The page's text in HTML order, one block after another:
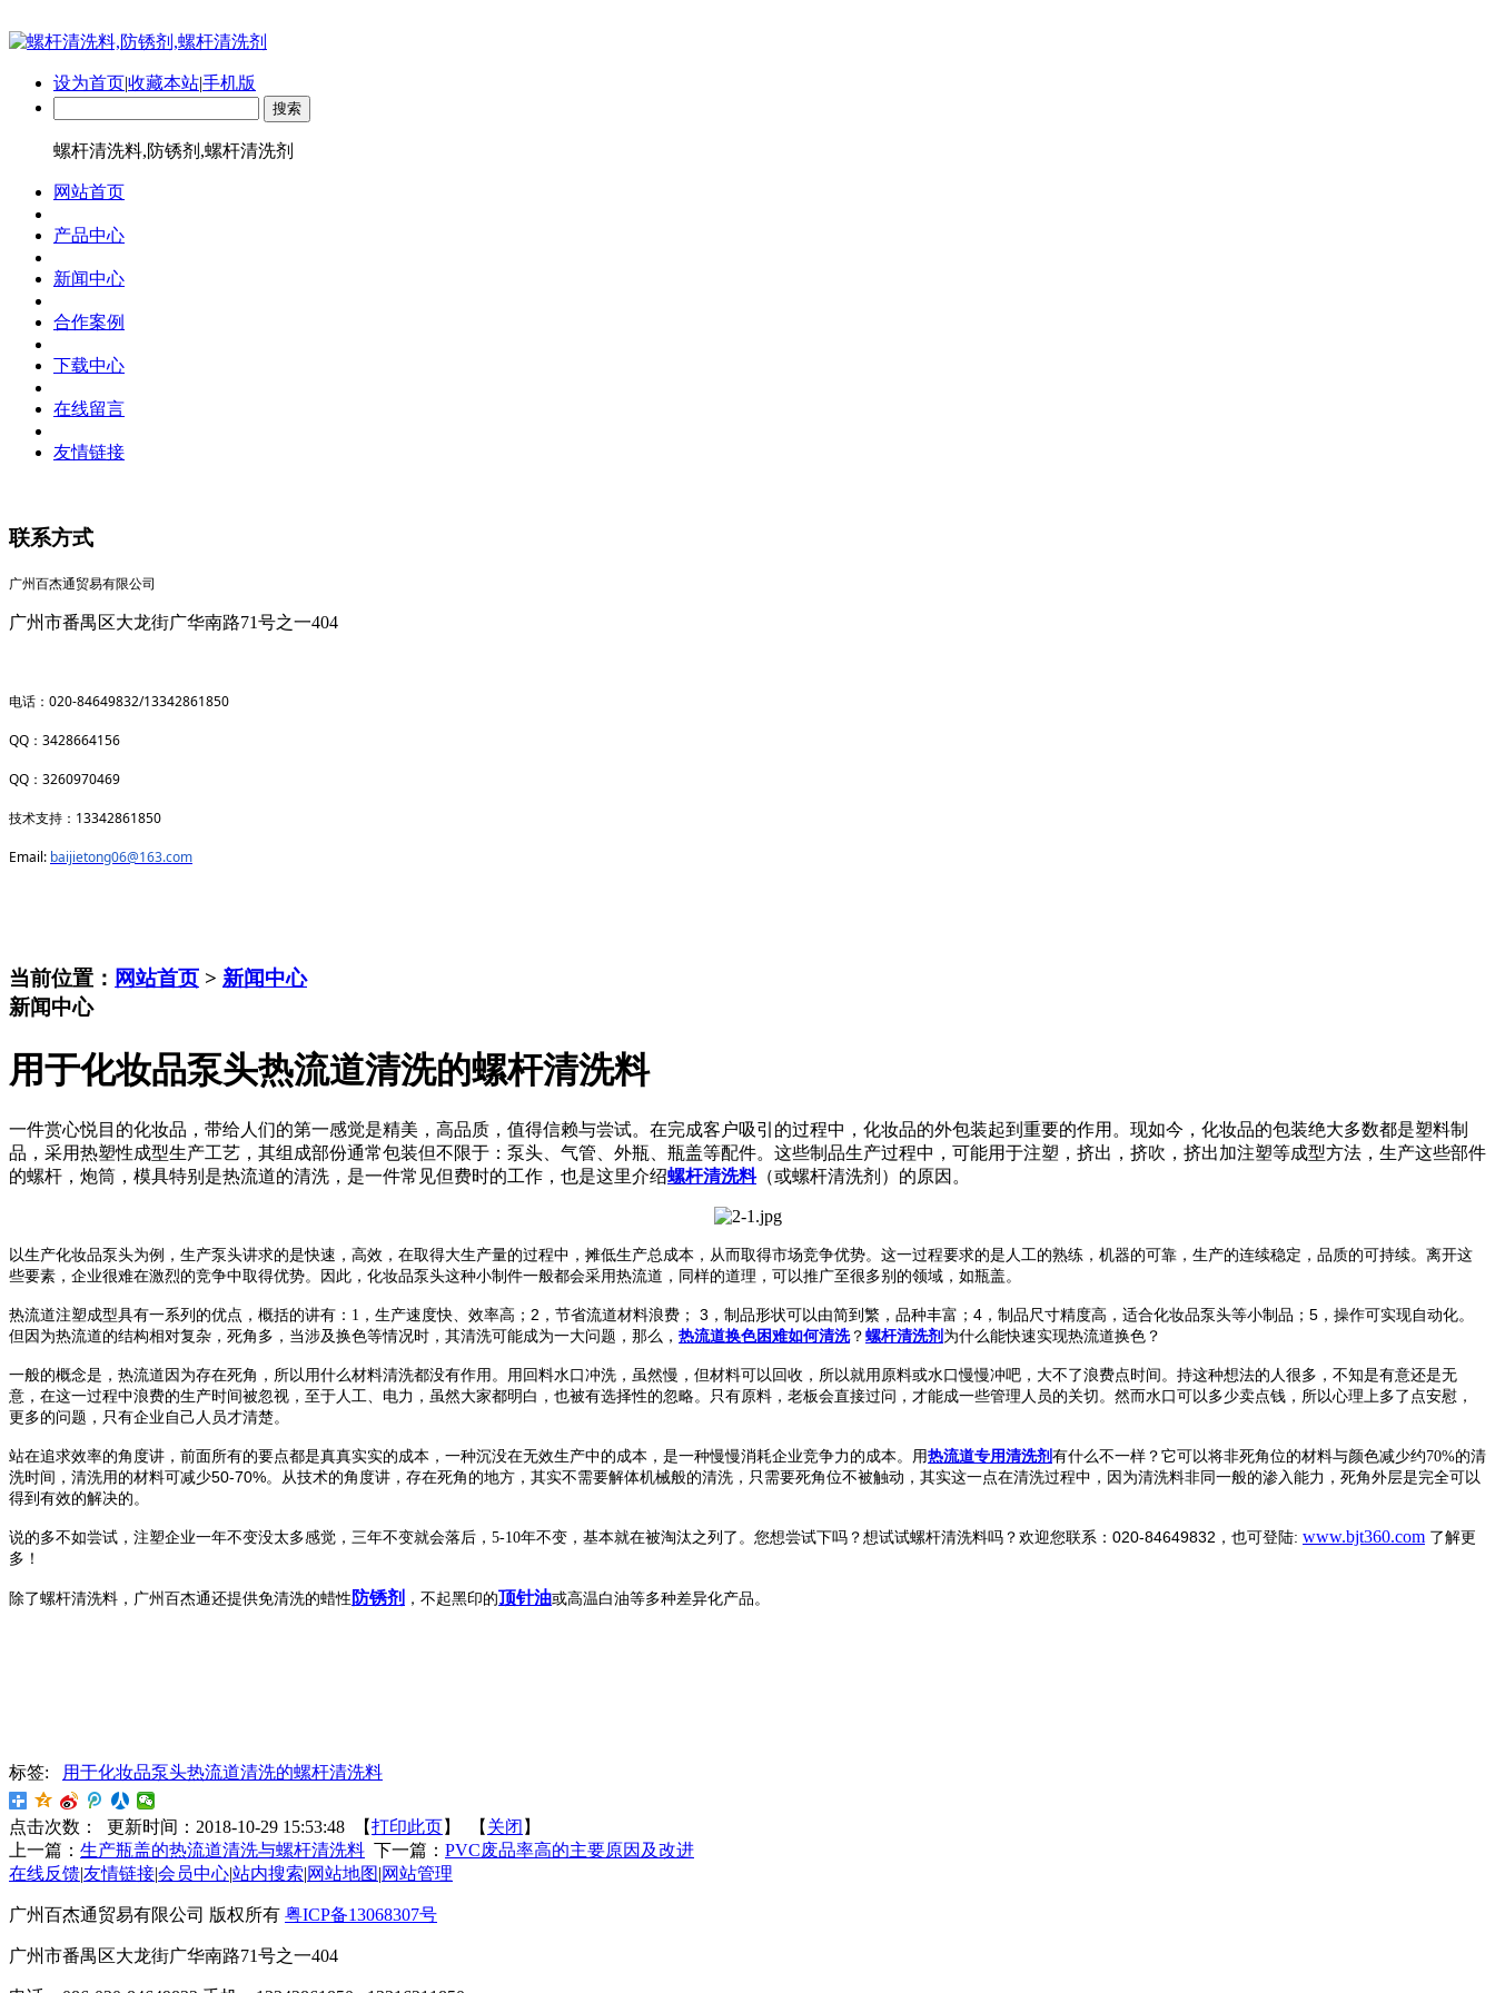
设为首页|收藏本站|手机版
螺杆清洗料,防锈剂,螺杆清洗剂
网站首页
产品中心
新闻中心
合作案例
下载中心
在线留言
友情链接
联系方式
广州百杰通贸易有限公司
广州市番禺区大龙街广华南路71号之一404
电话： 020-84649832/13342861850
QQ ： 3428664156
QQ ： 3260970469
技术支持： 13342861850
Email: baijietong06@163.com
当前位置： 网站首页 > 新闻中心
新闻中心
用于化妆品泵头热流道清洗的螺杆清洗料
一件赏心悦目的化妆品，带给人们的第一感觉是精美，高品质，值得信赖与尝试。在完成客户吸引的过程中，化妆品的外包装起到重要的作用。现如今，化妆品的包装绝大多数都是塑料制
品，采用热塑性成型生产工艺，其组成部份通常包装但不限于：泵头、气管、外瓶、瓶盖等配件。这些制品生产过程中，可能用于注塑，挤出，挤吹，挤出加注塑等成型方法，生产这些部件
的螺杆，炮筒，模具特别是热流道的清洗，是一件常见但费时的工作，也是这里介绍螺杆清洗料（或螺杆清洗剂）的原因。
以生产化妆品泵头为例，生产泵头讲求的是快速，高效，在取得大生产量的过程中，摊低生产总成本，从而取得市场竞争优势。这一过程要求的是人工的熟练，机器的可靠，生产的连续稳定，品质的可持续。离开这
些要素，企业很难在激烈的竞争中取得优势。因此，化妆品泵头这种小制件一般都会采用热流道，同样的道理，可以推广至很多别的领域，如瓶盖。
热流道注塑成型具有一系列的优点，概括的讲有： 1 ，生产速度快、效率高； 2 ，节省流道材料浪费； 3 ，制品形状可以由简到繁，品种丰富； 4 ，制品尺寸精度高，适合化妆品泵头等小制品； 5 ，操作可实现自动化。
但因为热流道的结构相对复杂，死角多，当涉及换色等情况时，其清洗可能成为一大问题，那么， 热流道换色困难如何清洗？ 螺杆清洗剂 为什么能快速实现热流道换色？
一般的概念是，热流道因为存在死角，所以用什么材料清洗都没有作用。用回料水口冲洗，虽然慢，但材料可以回收，所以就用原料或水口慢慢冲吧，大不了浪费点时间。持这种想法的人很多，不知是有意还是无
意，在这一过程中浪费的生产时间被忽视，至于人工、电力，虽然大家都明白，也被有选择性的忽略。只有原料，老板会直接过问，才能成一些管理人员的关切。然而水口可以多少卖点钱，所以心理上多了点安慰，
更多的问题，只有企业自己人员才清楚。
站在追求效率的角度讲，前面所有的要点都是真真实实的成本，一种沉没在无效生产中的成本，是一种慢慢消耗企业竞争力的成本。用热流道专用清洗剂 有什么不一样？它可以将非死角位的材料与颜色减少约70%的清
洗时间，清洗用的材料可减少50-70%。从技术的角度讲，存在死角的地方，其实不需要解体机械般的清洗，只需要死角位不被触动，其实这一点在清洗过程中，因为清洗料非同一般的渗入能力，死角外层是完全可以
得到有效的解决的。
说的多不如尝试，注塑企业一年不变没太多感觉，三年不变就会落后， 5-10年不变，基本就在被淘汰之列了。您想尝试下吗？想试试螺杆清洗料吗？欢迎您联系： 020-84649832 ，也可登陆: www.bjt360.com 了解更
多！
除了螺杆清洗料，广州百杰通还提供免清洗的蜡性 防锈剂 ，不起黑印的顶针油或高温白油等多种差异化产品。
标签: 用于化妆品泵头热流道清洗的螺杆清洗料
点击次数： 更新时间：2018-10-29 15:53:48 【打印此页】 【 关闭 】
上一篇： 生产瓶盖的热流道清洗与螺杆清洗料 下一篇： PVC废品率高的主要原因及改进
在线反馈|友情链接|会员中心|站内搜索|网站地图|网站管理
广州百杰通贸易有限公司 版权所有 粤ICP备13068307号
广州市番禺区大龙街广华南路71号之一404